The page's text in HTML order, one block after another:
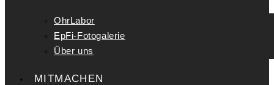
OhrLabor
EpFi-Fotogalerie
Über uns
MITMACHEN